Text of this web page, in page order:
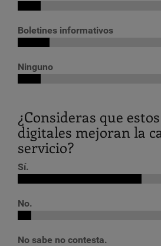
Boletines informativos
Ninguno
¿Consideras que
digitales mejoran la
servicio?
Sí.
No.
No sabe no contesta.